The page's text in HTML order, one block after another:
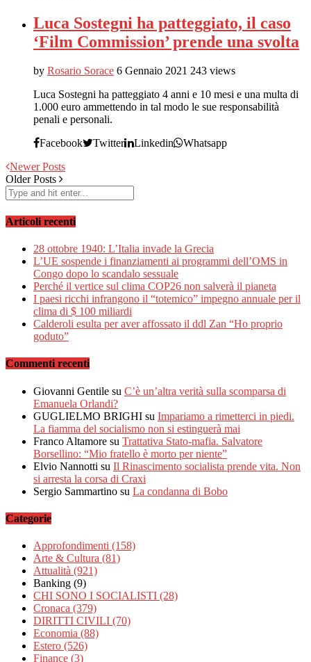
Luca Sostegni ha patteggiato, il caso
‘Film Commission’ prende una svolta
by Rosario Sorace 6 Gennaio 2021 243 views
Luca Sostegni ha patteggiato 4 anni e 10 mesi e una multa di
1.000 euro ammettendo in tal modo le sue responsabilità
penali e personali.
Facebook
Twitter Linkedin
Whatsapp
Newer Posts
Older Posts
Articoli recenti
28 ottobre 1940: L’Italia invade la Grecia
L’UE sospende i finanziamenti ai programmi dell’OMS in
Congo dopo lo scandalo sessuale
Perché il vertice sul clima COP26 non salverà il pianeta
I paesi ricchi infrangono il “totemico” impegno annuale per il
clima di $ 100 miliardi
Calderoli esulta per aver affossato il ddl Zan “Ho proprio
goduto”
Commenti recenti
Giovanni Gentile su C’è un’altra verità sulla scomparsa di
Emanuela Orlandi?
GUGLIELMO BRIGHI su Impariamo a rimetterci in piedi.
La fiamma del socialismo non si estinguerà mai
Franco Altamore su Trattativa Stato-mafia. Salvatore
Borsellino: “Mio fratello è morto per niente”
Elvio Nannotti su Il Rinascimento socialista prende vita. Non
si arresta la corsa di Craxi
Sergio Sammartino su La condanna di Bobo
Categorie
Approfondimenti (158)
Arte & Cultura (81)
Attualità (921)
Banking (9)
CHI SONO I SOCIALISTI (28)
Cronaca (379)
DIRITTI CIVILI (70)
Economia (88)
Estero (526)
Finance (3)